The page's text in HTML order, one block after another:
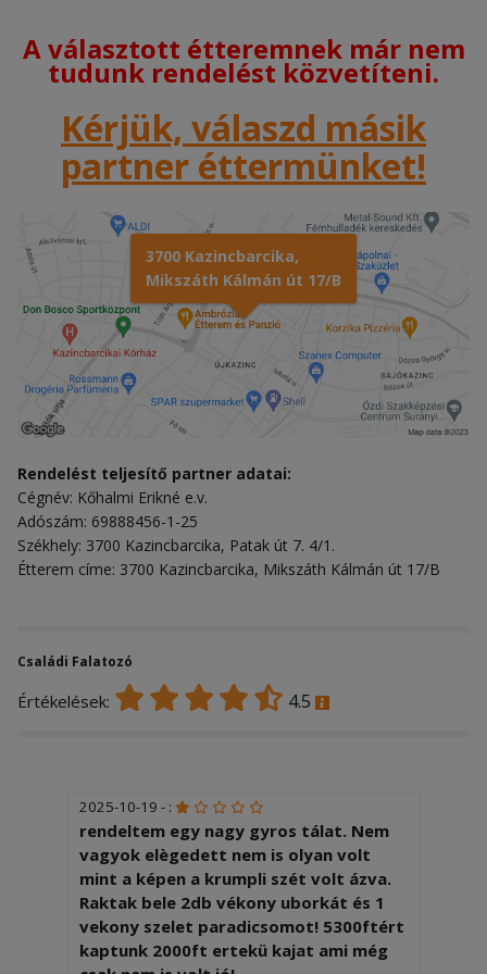
A választott étteremnek már nem
tudunk rendelést közvetíteni.
Kérjük, válaszd másik
partner éttermünket!
3700 Kazincbarcika,
Mikszáth Kálmán út 17/B
Rendelést teljesítő partner adatai:
Cégnév: Kőhalmi Erikné e.v.
Adószám: 69888456-1-25
Székhely: 3700 Kazincbarcika, Patak út 7. 4/1.
Étterem címe: 3700 Kazincbarcika, Mikszáth Kálmán út 17/B
Családi Falatozó
Értékelések: 4.5
2025-10-19 - :
rendeltem egy nagy gyros tálat. Nem
vagyok elègedett nem is olyan volt
mint a képen a krumpli szét volt ázva.
Raktak bele 2db vékony uborkát és 1
vekony szelet paradicsomot! 5300ftért
kaptunk 2000ft ertekü kajat ami még